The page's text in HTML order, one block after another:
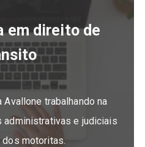
em direito de
Avallone trabalhando na
administrativas e judiciais
motoritas.